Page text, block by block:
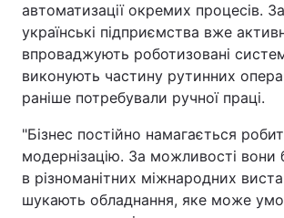
автоматизації окремих процесів.
українські підприємства вже
впроваджують роботизовані
виконують частину рутинних
раніше потребували ручної праці.
"Бізнес постійно намагається
модернізацію. За можливості вони
в різноманітних міжнародних
шукають обладнання, яке може